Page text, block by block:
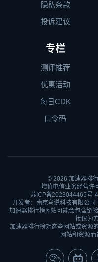
隐私条款
投诉建议
专栏
测评推荐
优惠活动
每日CDK
口令码
© 2026 加速器排
增值电信业务经营许
苏ICP备2023044465号-4
开发者：南京鸟说科技有限公
加速器排行榜网站可能会包含链
接仅为
加速器排行榜对这些网站或资源
网站和资源而